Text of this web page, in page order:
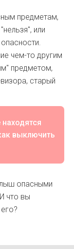
предметам,
или
чем-то другим
предметом,
старый
выключить
опасными
что вы